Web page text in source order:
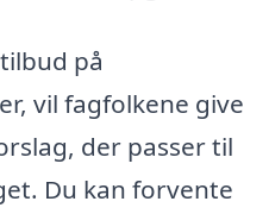
på
vil fagfolkene give
der passer til
Du kan forvente